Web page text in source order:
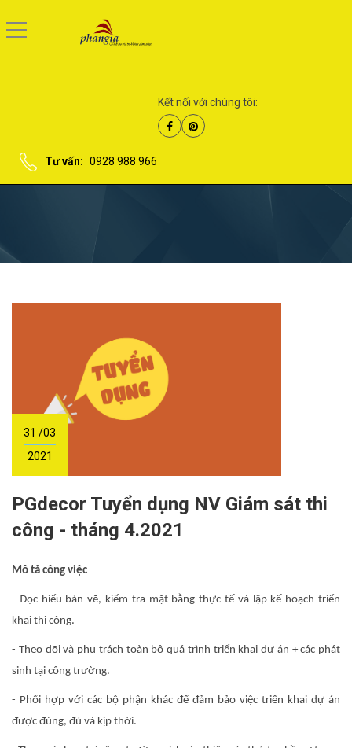
Kết nối với chúng tôi:
Tư vấn: 0928 988 966
31 /03
2021
PGdecor Tuyển dụng NV Giám sát thi
công - tháng 4.2021
Mô tả công việc
- Đọc hiểu bản vẽ, kiểm tra mặt bằng thực tế và lập kế hoạch triển
khai thi công.
- Theo dõi và phụ trách toàn bộ quá trình triển khai dự án + các phát
sinh tại công trường.
- Phối hợp với các bộ phận khác để đảm bảo việc triển khai dự án
được đúng, đủ và kịp thời.